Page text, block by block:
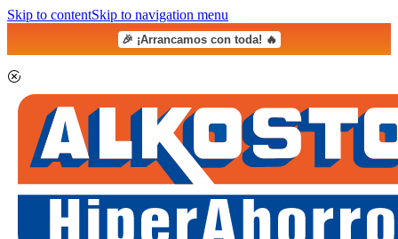
Skip to contentSkip to navigation menu
🎉 ¡Arrancamos con toda! 🔥